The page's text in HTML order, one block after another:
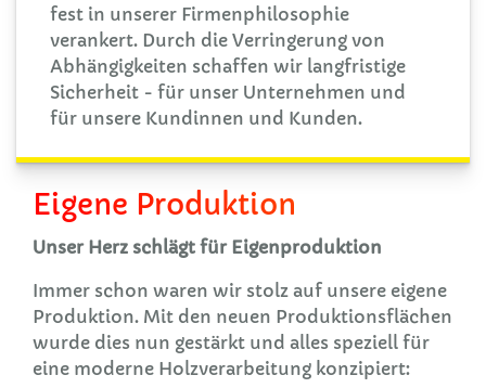
fest in unserer Firmenphilosophie
verankert. Durch die Verringerung von
Abhängigkeiten schaffen wir langfristige
Sicherheit - für unser Unternehmen und
für unsere Kundinnen und Kunden.
Eigene Produktion
Unser Herz schlägt für Eigenproduktion
Immer schon waren wir stolz auf unsere eigene
Produktion. Mit den neuen Produktionsflächen
wurde dies nun gestärkt und alles speziell für
eine moderne Holzverarbeitung konzipiert: